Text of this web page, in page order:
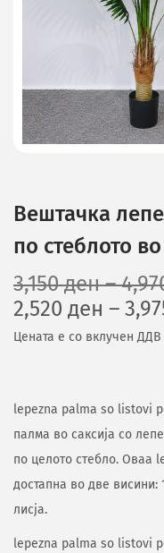
Вештачка
по стеблото
3,150ден–
2,520 ден –
Цената е со вклучен ДДВ
lepezna palma so listovi
палма во саксија со
по целото стебло. Оваа
достапна во две висини:
лисја.
lepezna palma so listovi